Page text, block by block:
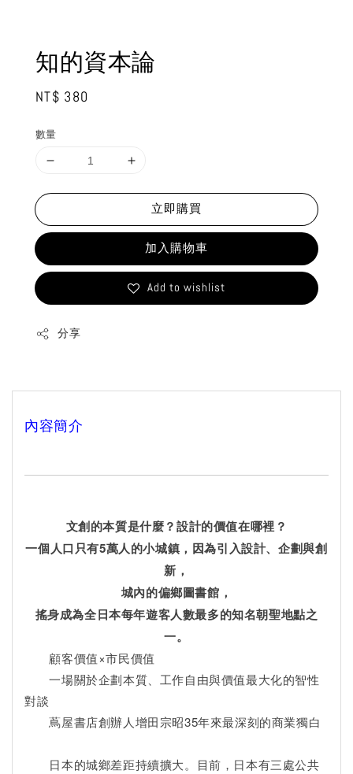
知的資本論
Regular
NT$ 380
數量
立即購買
加入購物車
Add to wishlist
分享
內容簡介
文創的本質是什麼？設計的價值在哪裡？
一個人口只有5萬人的小城鎮，因為引入設計、企劃與創
新，
城內的偏鄉圖書館，
搖身成為全日本每年遊客人數最多的知名朝聖地點之
一。
顧客價值×市民價值
一場關於企劃本質、工作自由與價值最大化的智性
對談
蔦屋書店創辦人增田宗昭35年來最深刻的商業獨白
日本的城鄉差距持續擴大。目前，日本有三處公共